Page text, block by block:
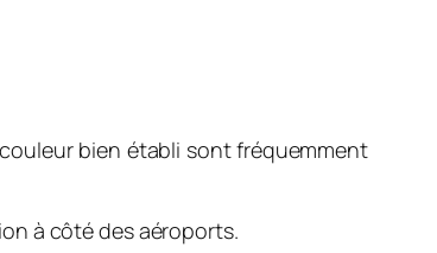
bien établi sont fréquemment
à côté des aéroports.